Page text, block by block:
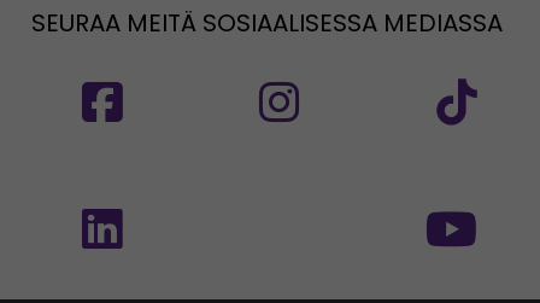
SEURAA MEITÄ SOSIAALISESSA MEDIASSA